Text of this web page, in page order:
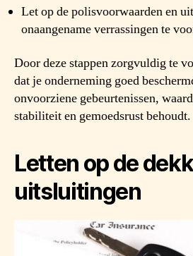
Let op de polisvoorwaarden en
onaangename verrassingen te
Door deze stappen zorgvuldig te
dat je onderneming goed
onvoorziene gebeurtenissen,
stabiliteit en gemoedsrust behoudt.
Letten op de
uitsluitingen